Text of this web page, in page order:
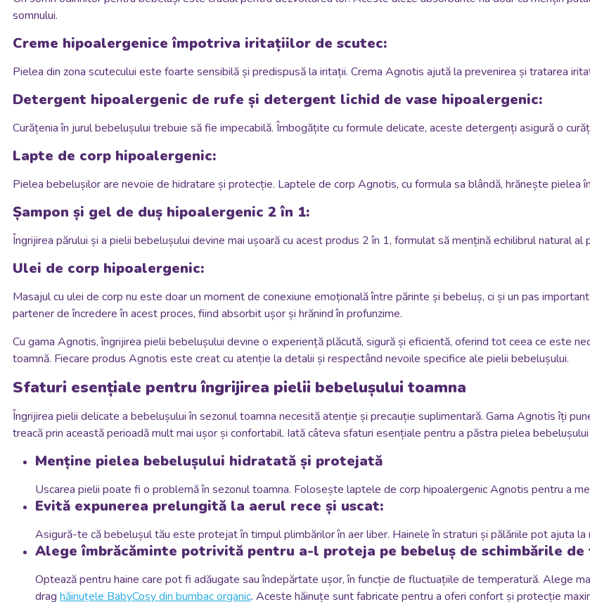
somnului.
Creme hipoalergenice împotriva iritațiilor de scutec:
Pielea din zona scutecului este foarte sensibilă și predispusă la iritații. Crema Agnotis ajută la prevenirea și tratarea
Detergent hipoalergenic de rufe și detergent lichid de vase hipoalergenic:
Curățenia în jurul bebelușului trebuie să fie impecabilă. Îmbogățite cu formule delicate, aceste detergenți asigură o
Lapte de corp hipoalergenic:
Pielea bebelușilor are nevoie de hidratare și protecție. Laptele de corp Agnotis, cu formula sa blândă, hrănește pielea
Șampon și gel de duș hipoalergenic 2 în 1:
Îngrijirea părului și a pielii bebelușului devine mai ușoară cu acest produs 2 în 1, formulat să mențină echilibrul natural al
Ulei de corp hipoalergenic:
Masajul cu ulei de corp nu este doar un moment de conexiune emoțională între părinte și bebeluș, ci și un pas
partener de încredere în acest proces, fiind absorbit ușor și hrănind în profunzime.
Cu gama Agnotis, îngrijirea pielii bebelușului devine o experiență plăcută, sigură și eficientă, oferind tot ceea ce este
toamnă. Fiecare produs Agnotis este creat cu atenție la detalii și respectând nevoile specifice ale pielii bebelușului.
Sfaturi esențiale pentru îngrijirea pielii bebelușului toamna
Îngrijirea pielii delicate a bebelușului în sezonul toamna necesită atenție și precauție suplimentară. Gama Agnotis îți
treacă prin această perioadă mult mai ușor și confortabil. Iată câteva sfaturi esențiale pentru a păstra pielea
Menține pielea bebelușului hidratată și protejată
Uscarea pielii poate fi o problemă în sezonul toamna. Folosește laptele de corp hipoalergenic Agnotis pentru a
Evită expunerea prelungită la aerul rece și uscat:
Asigură-te că bebelușul tău este protejat în timpul plimbărilor în aer liber. Hainele în straturi și pălăriile pot ajuta
Alege îmbrăcăminte potrivită pentru a-l proteja pe bebeluș de schimbările
Optează pentru haine care pot fi adăugate sau îndepărtate ușor, în funcție de fluctuațiile de temperatură. Alege
drag hăinuțele BabyCosy din bumbac organic. Aceste hăinuțe sunt fabricate pentru a oferi confort și protecție